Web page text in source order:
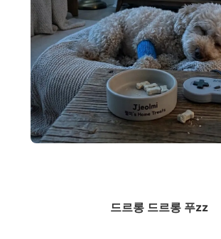
드르롱 드르롱 푸zz